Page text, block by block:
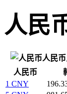
人民
人民
人民币
1 CNY